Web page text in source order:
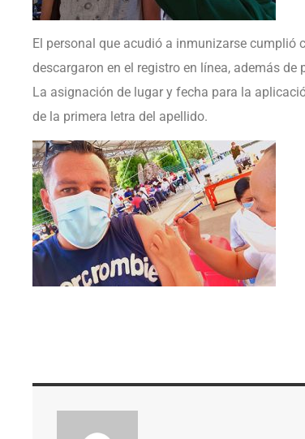
El personal que acudió a inmunizarse cumplió
descargaron en el registro en línea, además
La asignación de lugar y fecha para la
de la primera letra del apellido.